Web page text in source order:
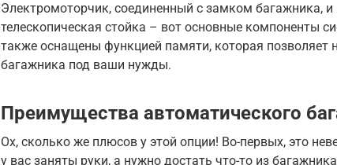
Электромоторчик, соединенный с замком багажника,
телескопическая стойка – вот основные компоненты
также оснащены функцией памяти, которая позволяет
багажника под ваши нужды.
Преимущества автоматического
Ох, сколько же плюсов у этой опции! Во-первых, это
у вас заняты руки, а нужно достать что-то из